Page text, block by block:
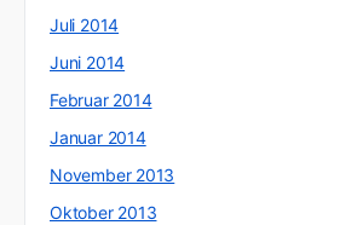
Juli 2014
Juni 2014
Februar 2014
Januar 2014
November 2013
Oktober 2013